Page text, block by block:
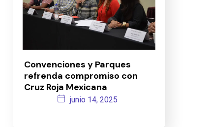
Convenciones y Parques
refrenda compromiso con
Cruz Roja Mexicana
junio 14, 2025